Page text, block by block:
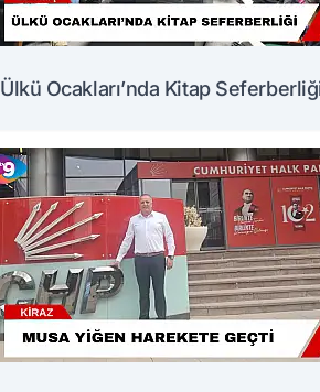
Ülkü Ocakları’nda Kitap